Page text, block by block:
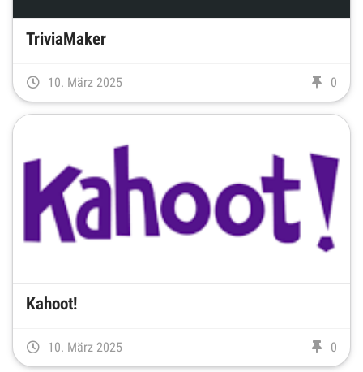
TriviaMaker
0
10. März 2025
Kahoot!
0
10. März 2025